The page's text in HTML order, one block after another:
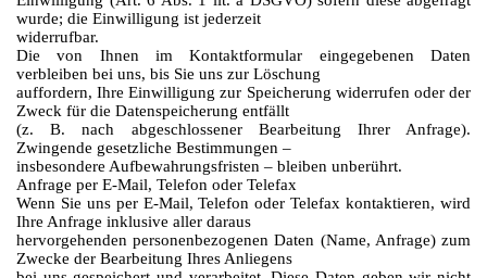
wurde; die Einwilligung ist jederzeit
widerrufbar.
Die von Ihnen im Kontaktformular eingegebenen Daten
verbleiben bei uns, bis Sie uns zur Löschung
auffordern, Ihre Einwilligung zur Speicherung widerrufen oder der
Zweck für die Datenspeicherung entfällt
(z. B. nach abgeschlossener Bearbeitung Ihrer Anfrage).
Zwingende gesetzliche Bestimmungen –
insbesondere Aufbewahrungsfristen – bleiben unberührt.
Anfrage per E-Mail, Telefon oder Telefax
Wenn Sie uns per E-Mail, Telefon oder Telefax kontaktieren, wird
Ihre Anfrage inklusive aller daraus
hervorgehenden personenbezogenen Daten (Name, Anfrage) zum
Zwecke der Bearbeitung Ihres Anliegens